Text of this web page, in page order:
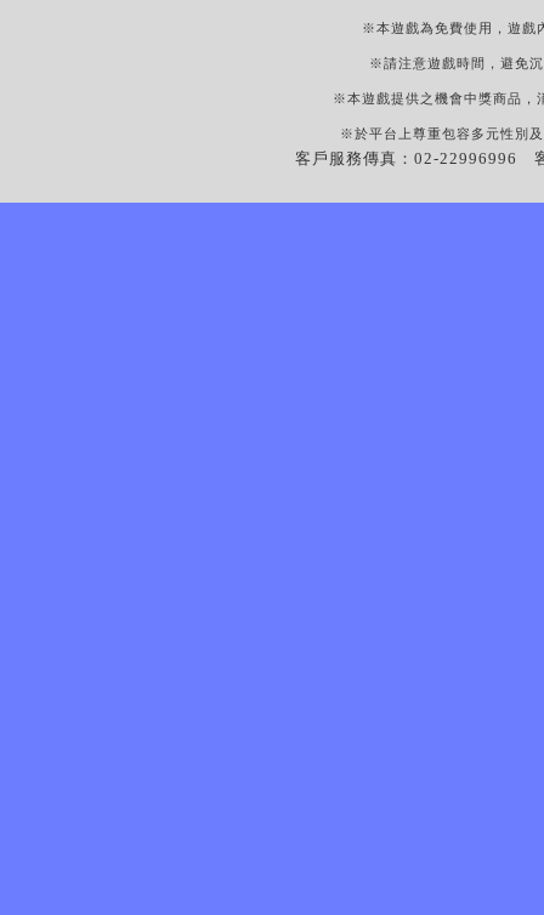
※本遊戲為免費使用，遊戲
※請注意遊戲時間，避免
※本遊戲提供之機會中獎商品，
※於平台上尊重包容多元性別
客戶服務傳真：02-22996996